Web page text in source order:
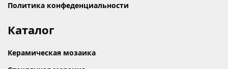
Политика конфеденциальности
Каталог
Керамическая мозаика